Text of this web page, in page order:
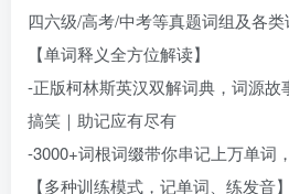
四六级/高考/中考等真题词组及各
【单词释义全方位解读】
-正版柯林斯英汉双解词典，词源故
搞笑｜助记应有尽有
-3000+词根词缀带你串记上万单词
【多种训练模式，记单词、练发音】